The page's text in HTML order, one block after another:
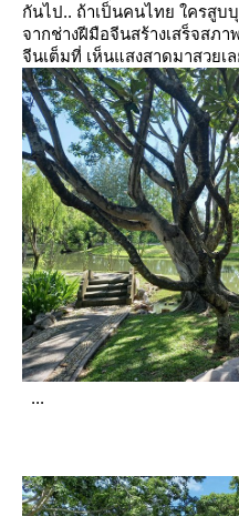
กันไป.. ถ้าเป็นคนไทย ใครสูบ
จากช่างฝีมือจีนสร้างเสร็จสภ
จีนเต็มที่ เห็นแสงสาดมาสวยเ
...